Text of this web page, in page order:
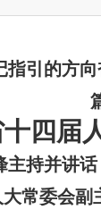
引的方
四届
主持并讲
常委会